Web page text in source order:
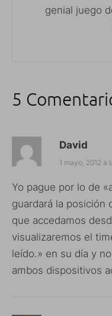
genial juego
5
David
1 mayo, 2012 a
Yo pague por lo de
guardará la
que accedamos
visualizaremos el
leído.» en su día y
ambos dispositivos